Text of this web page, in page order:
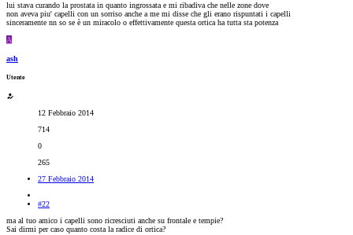
lui stava curando la prostata in quanto ingrossata e mi ribadiva che nelle zone dove
non aveva piu' capelli con un sorriso anche a me mi disse che gli erano rispuntati i capelli
sinceramente nn so se è un miracolo o effettivamente questa ortica ha tutta sta potenza
A
ash
Utente
12 Febbraio 2014
714
0
265
27 Febbraio 2014
#22
ma al tuo amico i capelli sono ricresciuti anche su frontale e tempie?
Sai dirmi per caso quanto costa la radice di ortica?